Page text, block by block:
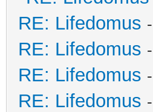
RE: Lifedomus
RE: Lifedomus
RE: Lifedomus
RE: Lifedomus